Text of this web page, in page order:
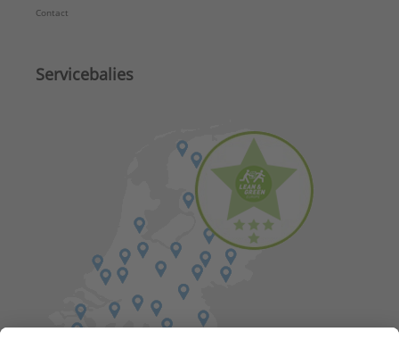
Contact
Servicebalies